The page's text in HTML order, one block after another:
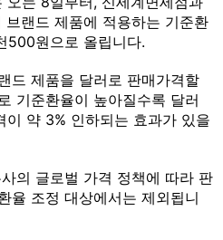
랜드 제품에 적용하는 기준환
500원으로 올립니다.
드 제품을 달러로 판매가격할
기준환율이 높아질수록 달러
이 약 3% 인하되는 효과가 있을
의 글로벌 가격 정책에 따라 판
율 조정 대상에서는 제외됩니